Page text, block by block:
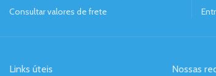
Consultar valores de frete
Links úteis Nossas